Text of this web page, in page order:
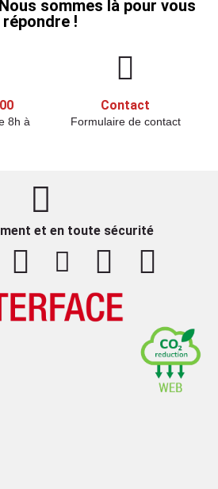
sommes là pour vous
répondre !
8h à
Contact
Formulaire de contact
et en toute sécurité